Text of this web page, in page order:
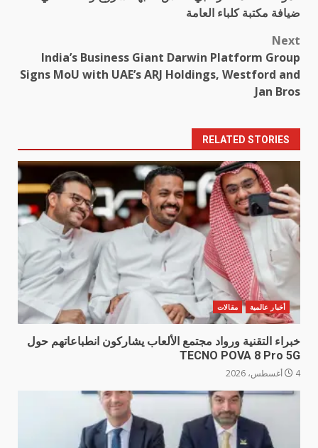
navigation
ضيافة مكتبة كلباء العامة
Next
India’s Business Giant Darwin Platform Group
Signs MoU with UAE’s ARJ Holdings, Westford and
Jan Bros
RELATED STORIES
أخبار عالمية مقالات
خبراء التقنية ورواد مجتمع الألعاب يشاركون انطباعاتهم حول
TECNO POVA 8 Pro 5G
4 أغسطس، 2026